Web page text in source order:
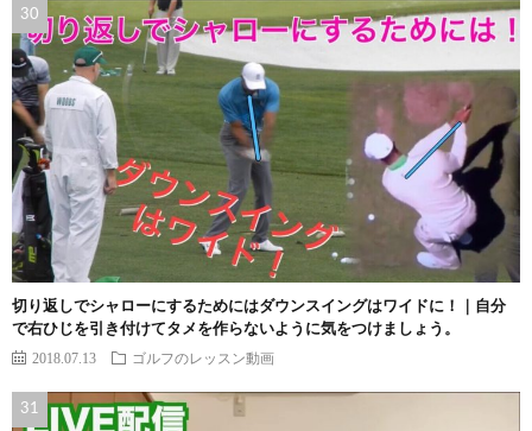
切り返しでシャローにするためにはダウンスイングはワイドに！｜自分
で右ひじを引き付けてタメを作らないように気をつけましょう。
2018.07.13 ゴルフのレッスン動画